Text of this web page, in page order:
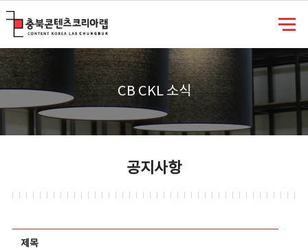
CB CKL 소식
공지사항
제목